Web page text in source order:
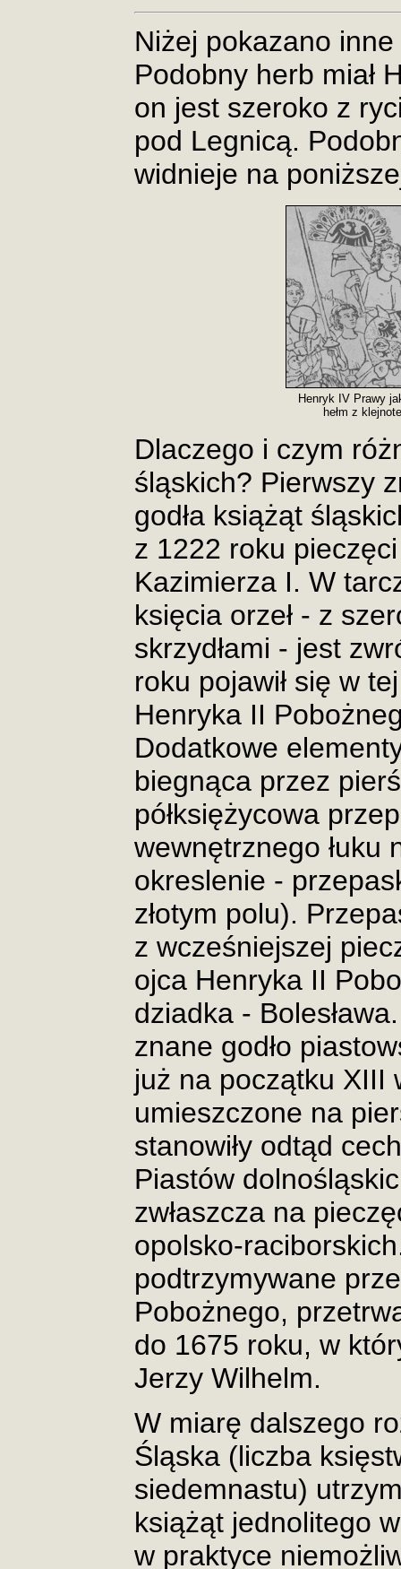
Niżej pokazano
Podobny herb miał
on jest szeroko z
pod Legnicą.
widnieje na
Henryk IV Prawy
hełm z
Dlaczego i czym
śląskich? Pierwszy
godła książąt
z 1222 roku
Kazimierza I. W
księcia orzeł - z
skrzydłami - jest
roku pojawił się w
Henryka II
Dodatkowe
biegnąca przez
półksiężycowa
wewnętrznego łuku
okreslenie -
złotym polu).
z wcześniejszej
ojca Henryka II
dziadka -
znane godło
już na początku XIII
umieszczone na
stanowiły odtąd
Piastów
zwłaszcza na
opolsko-
podtrzymywane
Pobożnego,
do 1675 roku, w
Jerzy Wilhelm.
W miarę dalszego
Śląska (liczba
siedemnastu)
książąt jednolitego
w praktyce